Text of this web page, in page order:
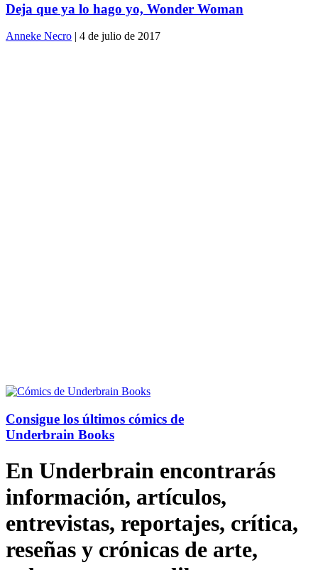
Deja que ya lo hago yo, Wonder Woman
Anneke Necro | 4 de julio de 2017
Consigue los últimos cómics de
Underbrain Books
En Underbrain encontrarás
información, artículos,
entrevistas, reportajes, crítica,
reseñas y crónicas de arte,